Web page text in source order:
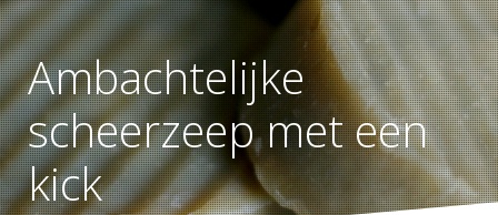
Ambachtelijke
scheerzeep met een
kick